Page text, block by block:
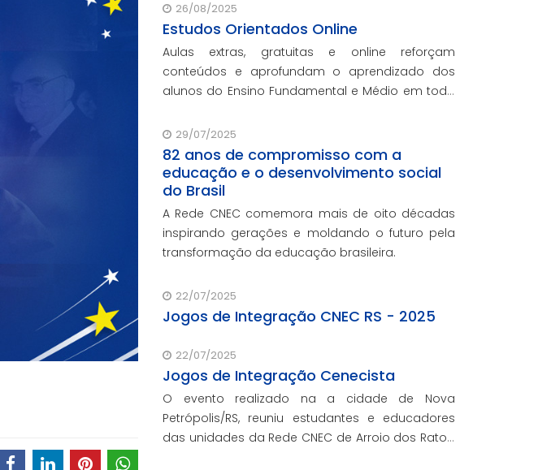
26/08/2025
Estudos Orientados Online
Aulas extras, gratuitas e online reforçam
conteúdos e aprofundam o aprendizado dos
alunos do Ensino Fundamental e Médio em toda
29/07/2025
82 anos de compromisso com a
educação e o desenvolvimento social
do Brasil
A Rede CNEC comemora mais de oito décadas
inspirando gerações e moldando o futuro pela
transformação da educação brasileira.
22/07/2025
Jogos de Integração CNEC RS - 2025
22/07/2025
Jogos de Integração Cenecista
O evento realizado na a cidade de Nova
Petrópolis/RS, reuniu estudantes e educadores
das unidades da Rede CNEC de Arroio dos Ratos,